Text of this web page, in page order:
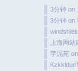
3分钟 on
3分钟 on
上海网站
芋泥苑 on